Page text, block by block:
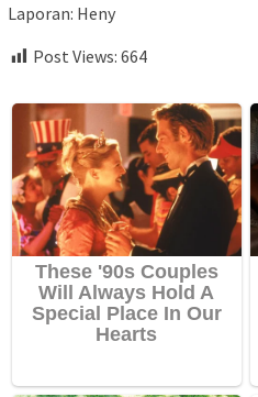
Laporan: Heny
Post Views: 664